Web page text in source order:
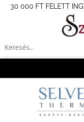
30 000 FT FELETT